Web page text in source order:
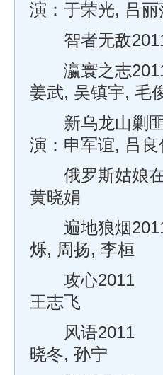
演：于荣光, 吕丽
智者无敌
瀛寰之志
姜武, 吴镇宇, 毛
新乌龙山剿匪
演：申军谊, 吕良
俄罗斯姑娘在
黄晓娟
遍地狼烟
烁, 周扬, 李桓
攻心2011 饰
王志飞
风语2011 饰
晓冬, 孙宁